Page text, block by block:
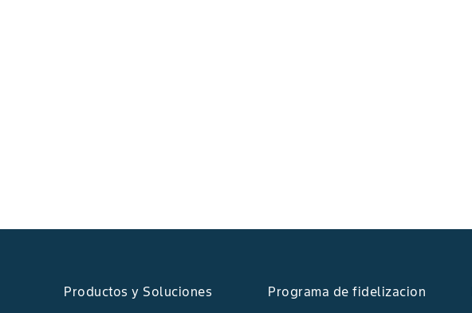
Productos y Soluciones Programa de fidelizacion